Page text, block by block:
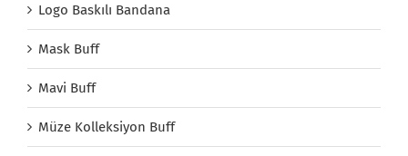
Logo Baskılı Bandana
Mask Buff
Mavi Buff
Müze Kolleksiyon Buff